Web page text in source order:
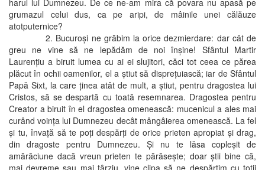
grumazul celui dus, ca pe aripi, de mâinile unei călăuze
atotputernice?
2. Bucuroşi ne grăbim la orice dezmierdare: dar cât de
greu ne vine să ne lepădăm de noi înşine! Sfântul Martir
Laurenţiu a biruit lumea cu ai ei slujitori, căci tot ceea ce părea
plăcut în ochii oamenilor, el a ştiut să dispreţuiască; iar de Sfântul
Papă Sixt, la care ţinea atât de mult, a ştiut, pentru dragostea lui
Cristos, să se despartă cu toată resemnarea. Dragostea pentru
Creator a biruit în el dragostea omenească: mucenicul a ales mai
curând voinţa lui Dumnezeu decât mângâierea omenească. La fel
şi tu, învaţă să te poţi despărţi de orice prieten apropiat şi drag,
din dragoste pentru Dumnezeu. Şi nu te lăsa copleşit de
amărăciune dacă vreun prieten te părăseşte; doar ştii bine că,
mai devreme sau mai târziu, vine clipa să ne despărţim cu toţii